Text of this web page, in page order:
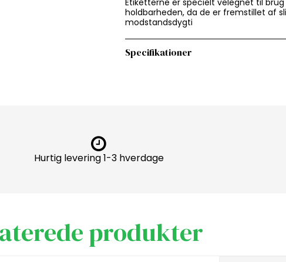
holdbarheden, da de er fremstillet af
modstandsdygti
Specifikationer
Hurtig levering 1-3 hverdage
produkter